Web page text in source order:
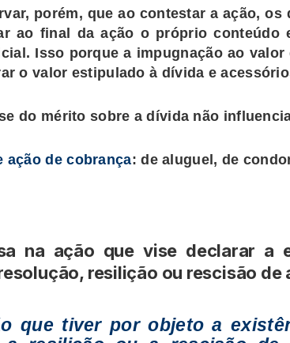
porém, que ao contestar a ação,
ao final da ação o próprio
Isso porque a impugnação ao
o valor estipulado à dívida e
do mérito sobre a dívida não
ação de cobrança: de aluguel, de
na ação que vise declarar a
resilição ou rescisão de
que tiver por objeto a